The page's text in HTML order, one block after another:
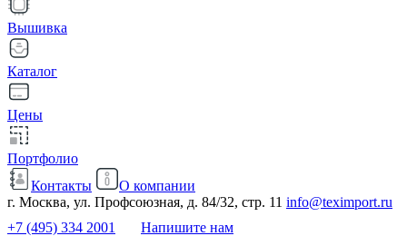
Вышивка
Каталог
Цены
Портфолио
Контакты
О компании
г. Москва, ул. Профсоюзная, д. 84/32, стр. 11 info@teximport.ru
+7 (495) 334 2001
Напишите нам